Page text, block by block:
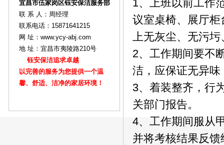
宜昌市伍家岗区钰安保洁服务部
联 系 人：周经理
联系电话：15871641215
网 址：www.ycy-abj.com
地 址：宜昌市夷陵路210号
钰安保洁追求卓越
以完善的服务为您提供一个温
馨、舒适、洁净的家居环境！
1、上班以前工作
议室桌椅、展厅
上无灰尘、无污
2、工作期间要不
洁，应保证无异
3、着装整齐，行
关部门报告。
4、工作期间服从
并将考核结果反馈